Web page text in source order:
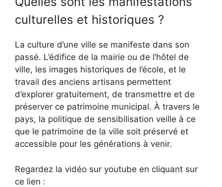
culturelles et historiques ?
La culture d’une ville se manifeste dans son
passé. L’édifice de la mairie ou de l’hôtel de
ville, les images historiques de l’école, et le
travail des anciens artisans permettent
d’explorer gratuitement, de transmettre et de
préserver ce patrimoine municipal. À travers le
pays, la politique de sensibilisation veille à ce
que le patrimoine de la ville soit préservé et
accessible pour les générations à venir.
Regardez la vidéo sur youtube en cliquant sur
ce lien :